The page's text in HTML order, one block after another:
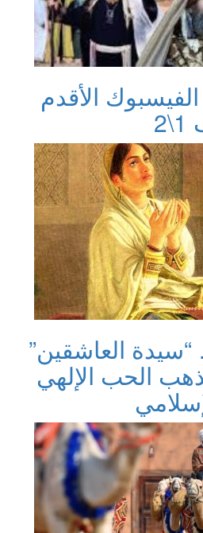
الأقدم
“سيدة العاشقين”
الحب الإلهي